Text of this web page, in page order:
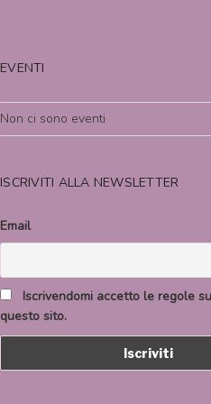
EVENTI
Non ci sono eventi
ISCRIVITI ALLA NEWSLETTER
Email
Iscrivendomi accetto le regole
questo sito.